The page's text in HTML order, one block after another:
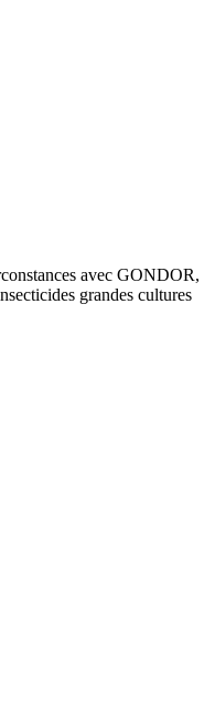
avec GONDOR,
grandes cultures